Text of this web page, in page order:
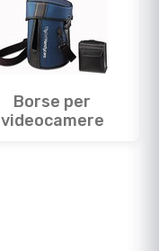
Borse per
videocamere